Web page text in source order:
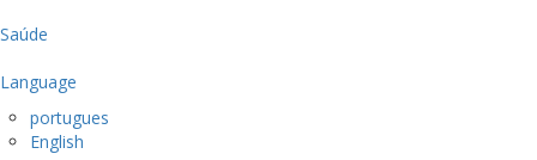
Saúde
Language
portugues
English